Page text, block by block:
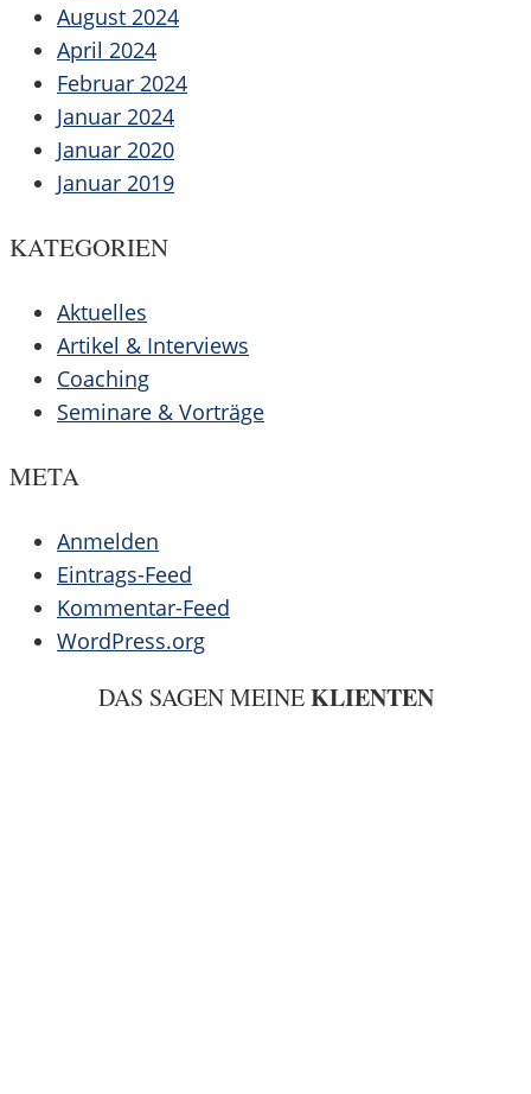
August 2024
April 2024
Februar 2024
Januar 2024
Januar 2020
Januar 2019
KATEGORIEN
Aktuelles
Artikel & Interviews
Coaching
Seminare & Vorträge
META
Anmelden
Eintrags-Feed
Kommentar-Feed
WordPress.org
DAS SAGEN MEINEKLIENTEN